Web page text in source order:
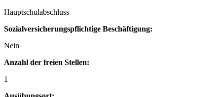
Hauptschulabschluss
Sozialversicherungspflichtige Beschäftigung:
Nein
Anzahl der freien Stellen:
1